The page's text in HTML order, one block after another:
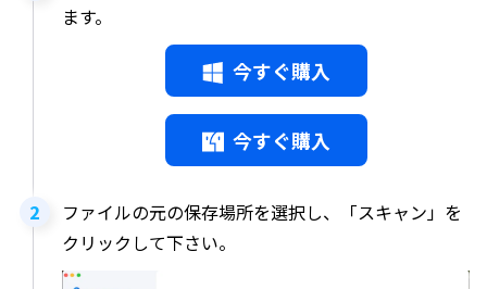
ます。
今すぐ購入
今すぐ購入
ファイルの元の保存場所を選択し、「スキャン」を
クリックして下さい。